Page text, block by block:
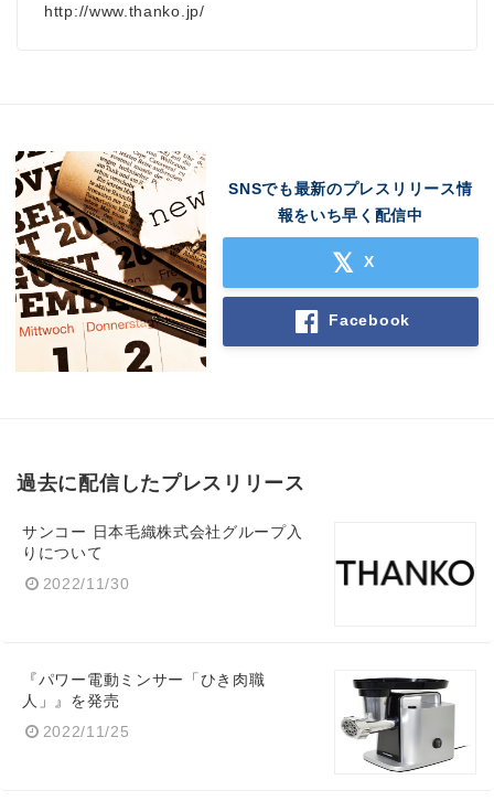
http://www.thanko.jp/
SNSでも最新のプレスリリース情
報をいち早く配信中
X
Facebook
過去に配信したプレスリリース
サンコー 日本毛織株式会社グループ入
りについて
2022/11/30
『パワー電動ミンサー「ひき肉職
人」』を発売
2022/11/25